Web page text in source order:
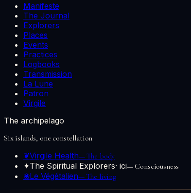
Manifeste
The Journal
Explorers
Places
Events
Practices
Logbooks
Transmission
La Lune
Patron
Virgile
The archipelago
Six islands, one constellation
❦Virgile Health—The body
✦The Spiritual Explorers· ici— Consciousness
❀Le Végétalien—The living